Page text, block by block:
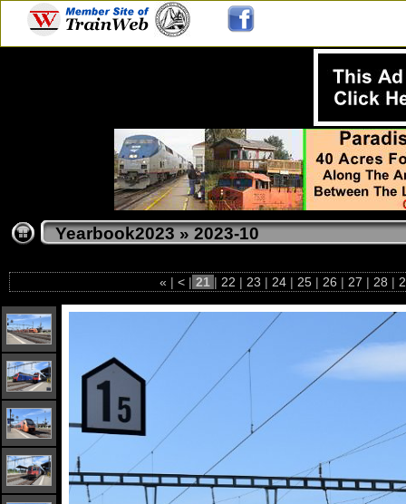
Yearbook2023»2023-10
« | < | 21 | 22 | 23 | 24 | 25 | 26 | 27 | 28 |